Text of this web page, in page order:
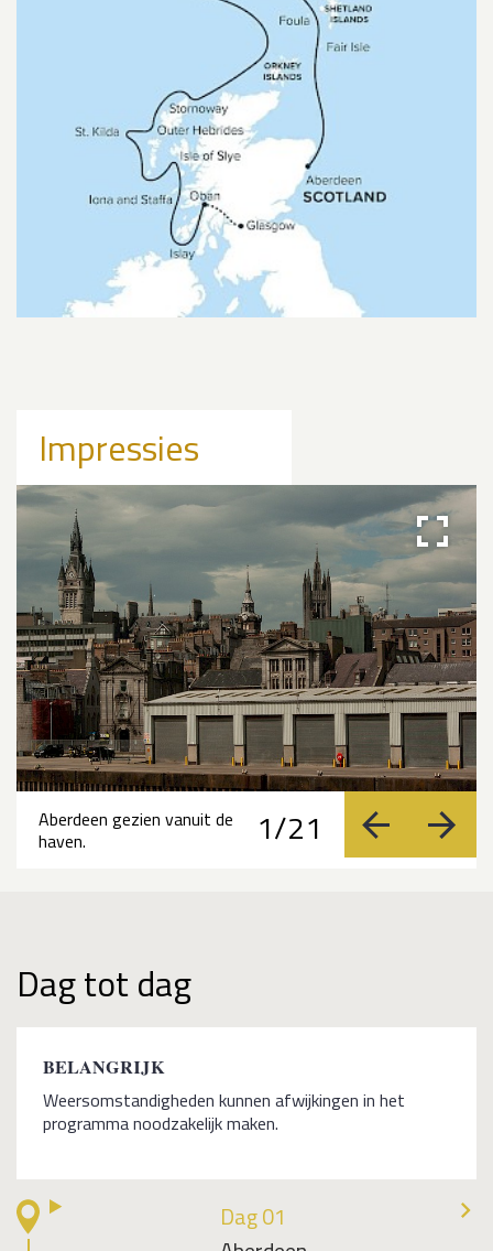
Impressies
1/21 vorige
Aberdeen gezien vanuit de
haven.
Dag tot dag
BELANGRIJK
Weersomstandigheden kunnen afwijkingen in het
programma noodzakelijk maken.
Dag 01